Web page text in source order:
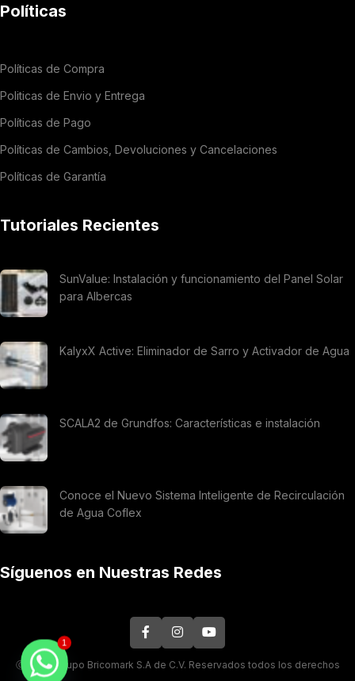
Políticas
Políticas de Compra
Politicas de Envio y Entrega
Políticas de Pago
Políticas de Cambios, Devoluciones y Cancelaciones
Políticas de Garantía
Tutoriales Recientes
SunValue: Instalación y funcionamiento del Panel Solar
para Albercas
KalyxX Active: Eliminador de Sarro y Activador de Agua
SCALA2 de Grundfos: Características e instalación
Conoce el Nuevo Sistema Inteligente de Recirculación
de Agua Coflex
Síguenos en Nuestras Redes
Ⓒ 2026. Grupo Bricomark S.A de C.V. Reservados todos los derechos
1